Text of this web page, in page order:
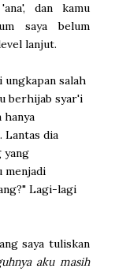
dan kamu
saya belum
lanjut.
salah
berhijab syar'i
hanya
Lantas dia
yang
menjadi
Lagi-lagi
saya tuliskan
aku masih